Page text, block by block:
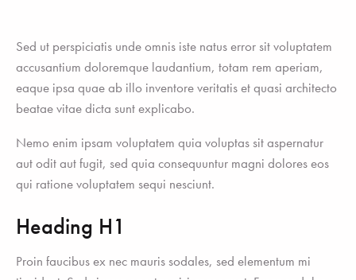
Sed ut perspiciatis unde omnis iste natus error sit voluptatem
accusantium doloremque laudantium, totam rem aperiam,
eaque ipsa quae ab illo inventore veritatis et quasi architecto
beatae vitae dicta sunt explicabo.
Nemo enim ipsam voluptatem quia voluptas sit aspernatur
aut odit aut fugit, sed quia consequuntur magni dolores eos
qui ratione voluptatem sequi nesciunt.
Heading H1
Proin faucibus ex nec mauris sodales, sed elementum mi